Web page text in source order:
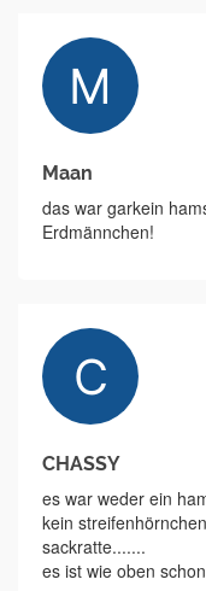
Maan
das war garkein
Erdmännchen!
CHASSY
es war weder ein
kein
sackratte.......
es ist wie oben